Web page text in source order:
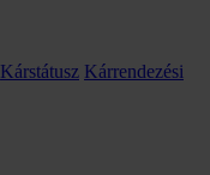
Kárstátusz Kárrendezési